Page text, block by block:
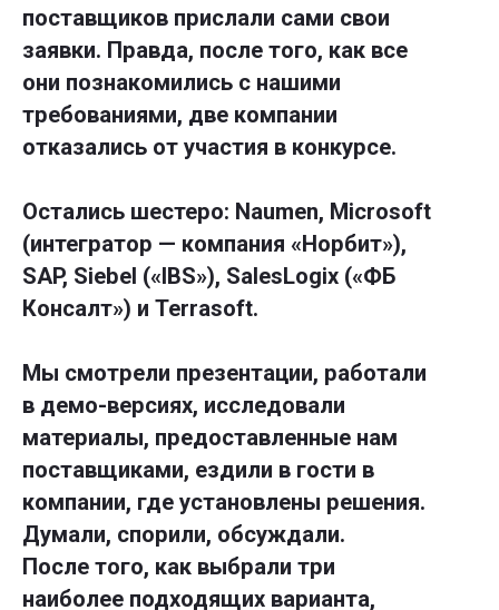
поставщиков прислали сами свои
заявки. Правда, после того, как все
они познакомились с нашими
требованиями, две компании
отказались от участия в конкурсе.
Остались шестеро: Naumen, Microsoft
(интегратор — компания «Норбит»),
SAP, Siebel («IBS»), SalesLogix («ФБ
Консалт») и Terrasoft.
Мы смотрели презентации, работали
в демо-версиях, исследовали
материалы, предоставленные нам
поставщиками, ездили в гости в
компании, где установлены решения.
Думали, спорили, обсуждали.
После того, как выбрали три
наиболее подходящих варианта,